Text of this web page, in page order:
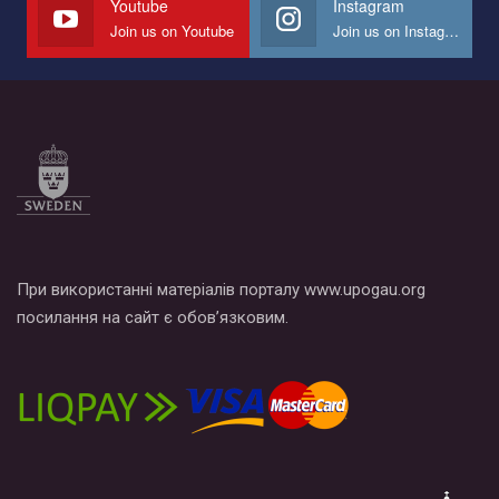
Youtube
Join us on Youtube
Instagram
Join us on Instagram
При використанні матеріалів порталу www.upogau.org
посилання на сайт є обов’язковим.